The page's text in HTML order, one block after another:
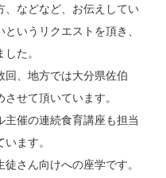
、などなど、お伝えしてい
いうリクエストを頂き、
た。
、地方では大分県佐伯
せて頂いています。
催の連続食育講座も担当
ます。
さん向けへの座学です。